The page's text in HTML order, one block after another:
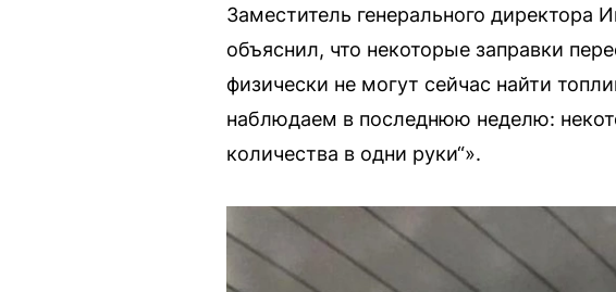
Заместитель генерального директора
объяснил, что некоторые заправки
физически не могут сейчас найти
наблюдаем в последнюю неделю:
количества в одни руки“».